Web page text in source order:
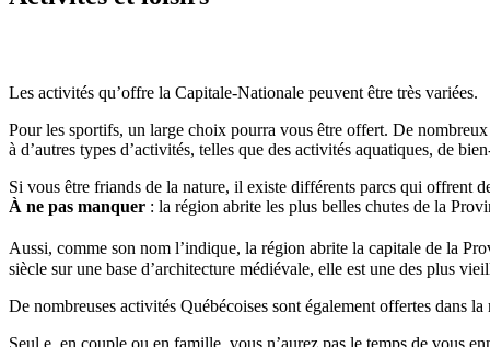
Les activités qu’offre la Capitale-Nationale peuvent être très variées.
Pour les sportifs, un large choix pourra vous être offert. De
à d’autres types d’activités, telles que des activités aquatiques, de
Si vous être friands de la nature, il existe différents parcs qui offrent
À ne pas manquer : la région abrite les plus belles chutes de la
Aussi, comme son nom l’indique, la région abrite la capitale de la
siècle sur une base d’architecture médiévale, elle est une des plus
De nombreuses activités Québécoises sont également offertes dans
Seul.e, en couple ou en famille, vous n’aurez pas le temps de vous